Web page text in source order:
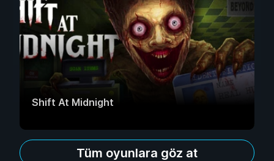
Shift At Midnight
Tüm oyunlara göz at